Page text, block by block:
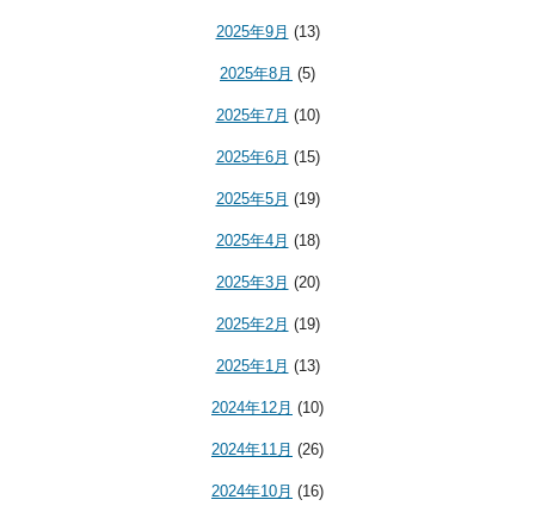
2025年9月 (13)
2025年8月 (5)
2025年7月 (10)
2025年6月 (15)
2025年5月 (19)
2025年4月 (18)
2025年3月 (20)
2025年2月 (19)
2025年1月 (13)
2024年12月 (10)
2024年11月 (26)
2024年10月 (16)